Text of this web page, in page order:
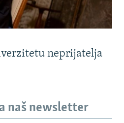
neprijatelja
naš newsletter